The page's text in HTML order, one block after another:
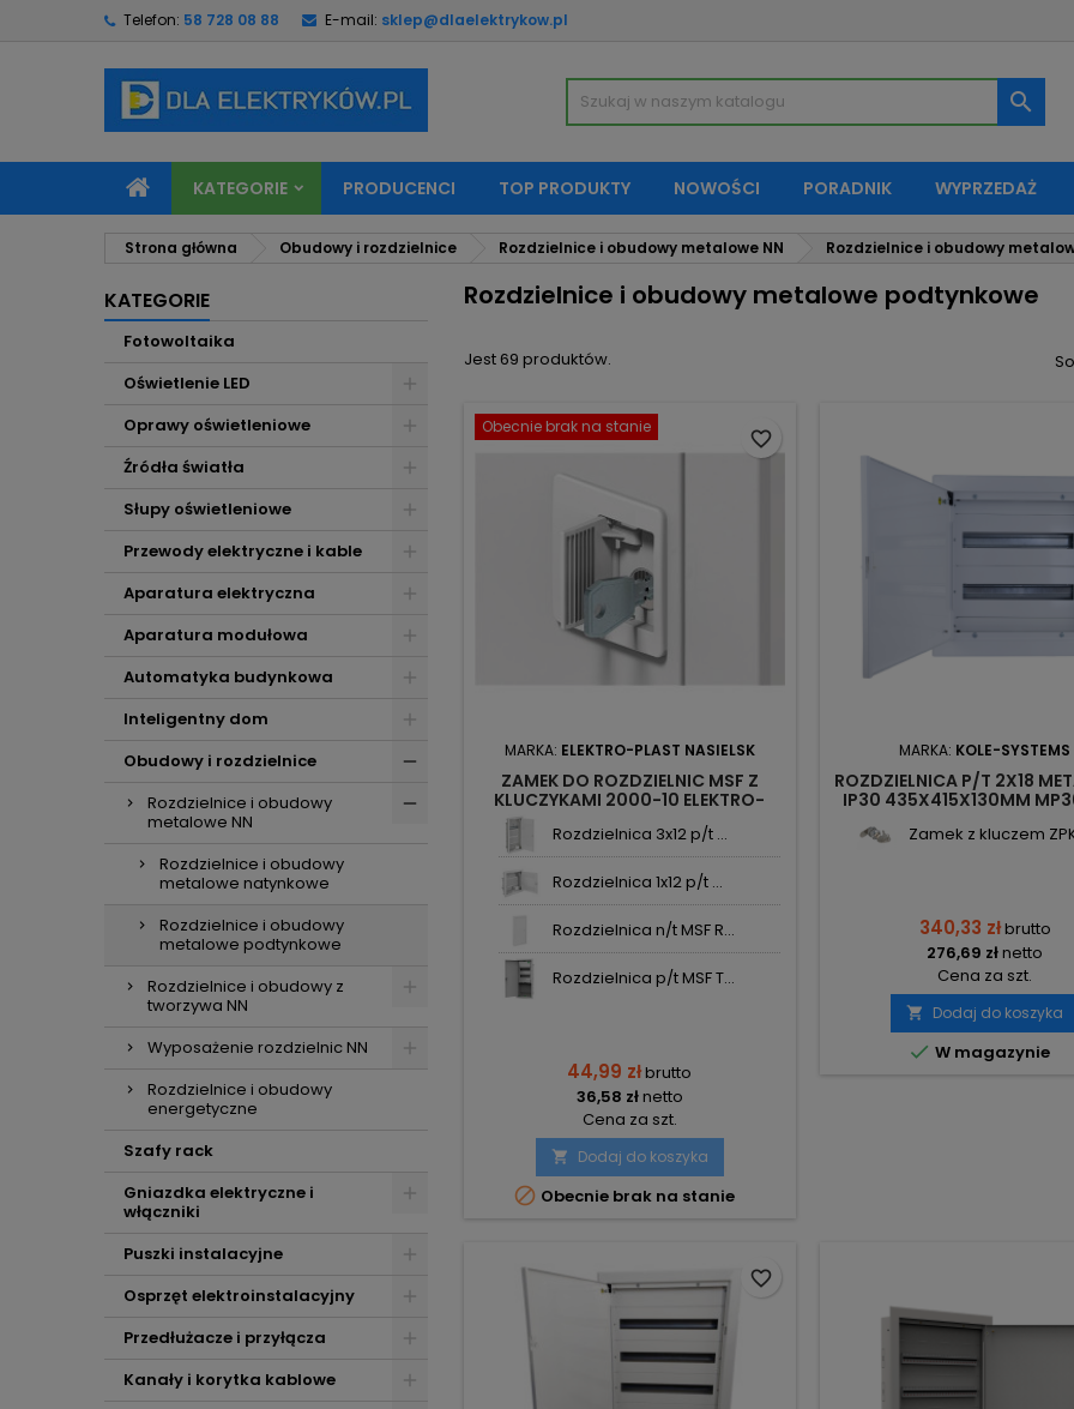
Telefon: 58 728 08 88 E-mail: sklep@dlaelektrykow.pl

KATEGORIE PRODUCENCI TOP PRODUKTY NOWOŚCI PORADNIK WYPRZEDAŻ
Strona główna Obudowy i rozdzielnice Rozdzielnice i obudowy metalowe NN Rozdzielnice i obudowy
KATEGORIE
Fotowoltaika
Oświetlenie LED
Oprawy oświetleniowe
Źródła światła
Słupy oświetleniowe
Przewody elektryczne i kable
Aparatura elektryczna
Aparatura modułowa
Automatyka budynkowa
Inteligentny dom
Obudowy i rozdzielnice
Rozdzielnice i obudowy
metalowe NN
Rozdzielnice i obudowy
metalowe natynkowe
Rozdzielnice i obudowy
metalowe podtynkowe
Rozdzielnice i obudowy z
tworzywa NN
Wyposażenie rozdzielnic NN
Rozdzielnice i obudowy
energetyczne
Szafy rack
Gniazdka elektryczne i
włączniki
Puszki instalacyjne
Osprzęt elektroinstalacyjny
Przedłużacze i przyłącza
Kanały i korytka kablowe
Rozdzielnice i obudowy metalowe podtynkowe
Jest 69 produktów.
Obecnie brak na stanie
MARKA: ELEKTRO-PLAST NASIELSK
ZAMEK DO ROZDZIELNIC MSF Z
KLUCZYKAMI 2000-10 ELEKTRO-
Rozdzielnica 3x12 p/t ...
Rozdzielnica 1x12 p/t ...
Rozdzielnica n/t MSF R...
Rozdzielnica p/t MSF T...
44,99 złbrutto
36,58 złnetto
Cena za szt.
 Dodaj do koszyka
 Obecnie brak na stanie
favorite_border
MARKA: KOLE-SYSTEMS
ROZDZIELNICA P/T 2X18
IP30 435X415X130MM
Zamek z kluczem
340,33 złbrutto
276,69 złnetto
Cena za szt.
 Dodaj do koszyka
 W magazynie
favorite_border
Moje listy życzeń
Utwórz nową listę
((modalTitle))
((confirmMessage))
Utwórz listę życzeń
Utwórz listę życzeń
Zaloguj się
Musisz być zalogowany by zapisać produkty na swojej liście życzeń.